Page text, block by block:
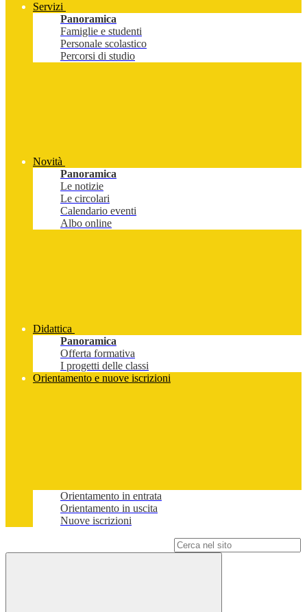
Servizi
Panoramica
Famiglie e studenti
Personale scolastico
Percorsi di studio
Novità
Panoramica
Le notizie
Le circolari
Calendario eventi
Albo online
Didattica
Panoramica
Offerta formativa
I progetti delle classi
Orientamento e nuove iscrizioni
Orientamento in entrata
Orientamento in uscita
Nuove iscrizioni